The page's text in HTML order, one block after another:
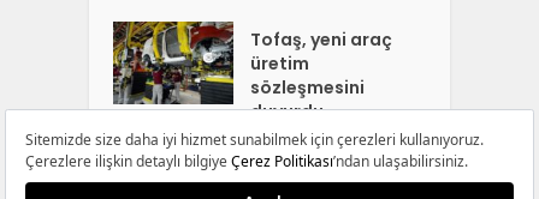
Tofaş, yeni araç
üretim
sözleşmesini
duyurdu